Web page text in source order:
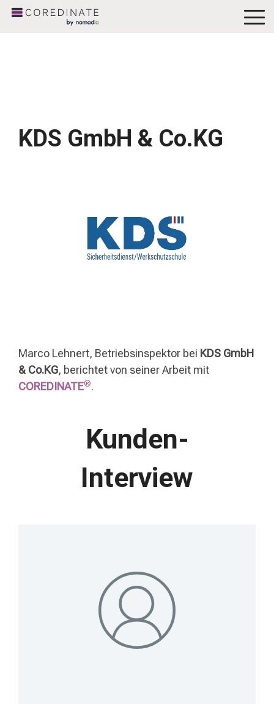
KDS GmbH & Co.KG
Marco Lehnert, Betriebsinspektor bei KDS GmbH
& Co.KG, berichtet von seiner Arbeit mit
COREDINATE®.
Kunden-
Interview